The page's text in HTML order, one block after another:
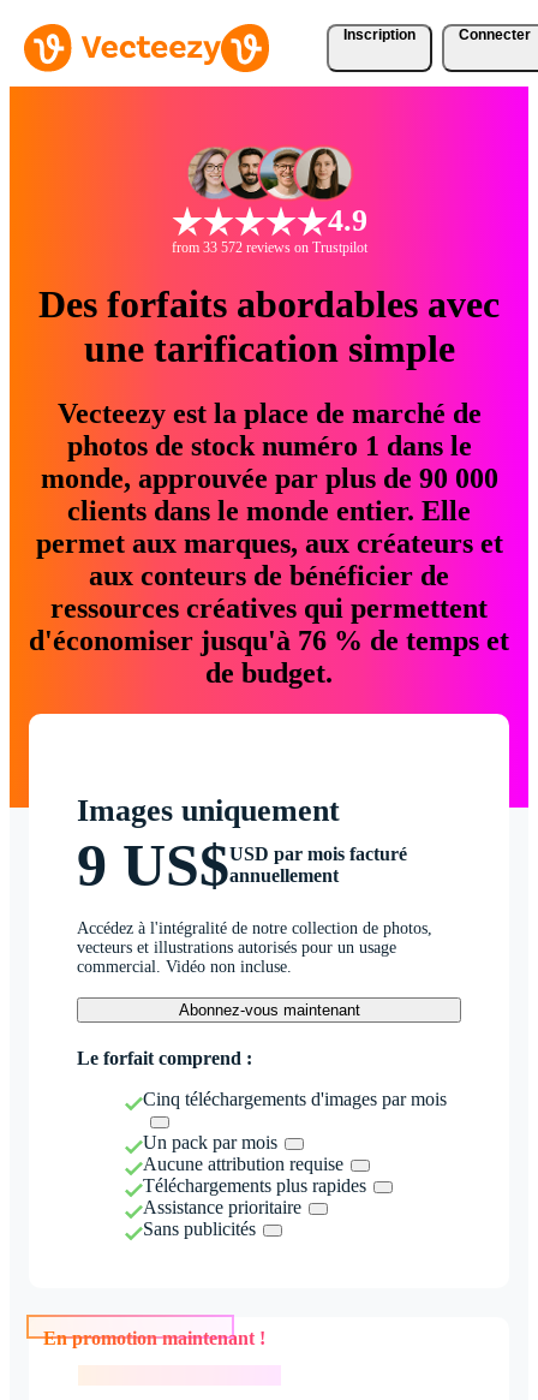
Inscription Connecter
4.9
from 33 572 reviews on Trustpilot
Des forfaits abordables avec
une tarification simple
Vecteezy est la place de marché de
photos de stock numéro 1 dans le
monde, approuvée par plus de 90 000
clients dans le monde entier. Elle
permet aux marques, aux créateurs et
aux conteurs de bénéficier de
ressources créatives qui permettent
d'économiser jusqu'à 76 % de temps et
de budget.
Images uniquement
9 US$USD par mois facturé
annuellement
Accédez à l'intégralité de notre collection de photos,
vecteurs et illustrations autorisés pour un usage
commercial. Vidéo non incluse.
Abonnez-vous maintenant
Le forfait comprend :
Cinq téléchargements d'images par mois
Un pack par mois
Aucune attribution requise
Téléchargements plus rapides
Assistance prioritaire
Sans publicités
En promotion maintenant !